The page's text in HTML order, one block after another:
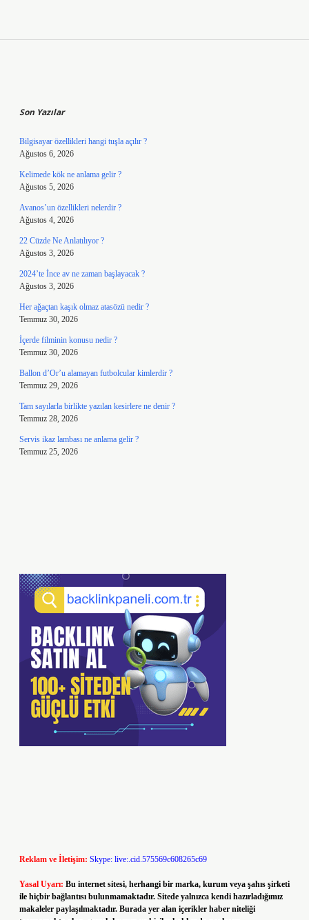
Son Yazılar
Bilgisayar özellikleri hangi tuşla açılır ?
Ağustos 6, 2026
Kelimede kök ne anlama gelir ?
Ağustos 5, 2026
Avanos’un özellikleri nelerdir ?
Ağustos 4, 2026
22 Cüzde Ne Anlatılıyor ?
Ağustos 3, 2026
2024’te İnce av ne zaman başlayacak ?
Ağustos 3, 2026
Her ağaçtan kaşık olmaz atasözü nedir ?
Temmuz 30, 2026
İçerde filminin konusu nedir ?
Temmuz 30, 2026
Ballon d’Or’u alamayan futbolcular kimlerdir ?
Temmuz 29, 2026
Tam sayılarla birlikte yazılan kesirlere ne denir ?
Temmuz 28, 2026
Servis ikaz lambası ne anlama gelir ?
Temmuz 25, 2026
Reklam ve İletişim: Skype: live:.cid.575569c608265c69
Yasal Uyarı: Bu internet sitesi, herhangi bir marka, kurum veya şahıs şirketi
ile hiçbir bağlantısı bulunmamaktadır. Sitede yalnızca kendi hazırladığımız
makaleler paylaşılmaktadır. Burada yer alan içerikler haber niteliği